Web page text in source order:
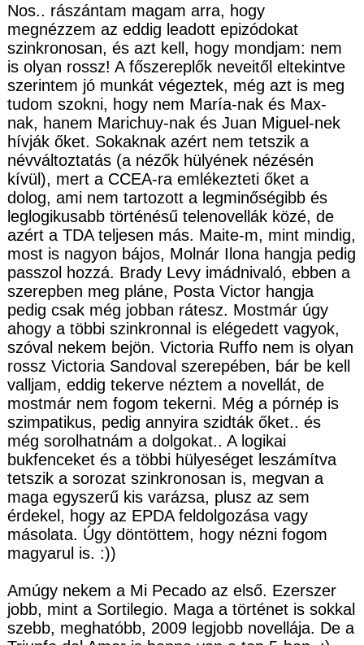
Nos.. rászántam magam arra, hogy
megnézzem az eddig leadott epizódokat
szinkronosan, és azt kell, hogy mondjam: nem
is olyan rossz! A főszereplők neveitől eltekintve
szerintem jó munkát végeztek, még azt is meg
tudom szokni, hogy nem María-nak és Max-
nak, hanem Marichuy-nak és Juan Miguel-nek
hívják őket. Sokaknak azért nem tetszik a
névváltoztatás (a nézők hülyének nézésén
kívül), mert a CCEA-ra emlékezteti őket a
dolog, ami nem tartozott a legminőségibb és
leglogikusabb történésű telenovellák közé, de
azért a TDA teljesen más. Maite-m, mint mindig,
most is nagyon bájos, Molnár Ilona hangja pedig
passzol hozzá. Brady Levy imádnivaló, ebben a
szerepben meg pláne, Posta Victor hangja
pedig csak még jobban rátesz. Mostmár úgy
ahogy a többi szinkronnal is elégedett vagyok,
szóval nekem bejön. Victoria Ruffo nem is olyan
rossz Victoria Sandoval szerepében, bár be kell
valljam, eddig tekerve néztem a novellát, de
mostmár nem fogom tekerni. Még a pórnép is
szimpatikus, pedig annyira szidták őket.. és
még sorolhatnám a dolgokat.. A logikai
bukfenceket és a többi hülyeséget leszámítva
tetszik a sorozat szinkronosan is, megvan a
maga egyszerű kis varázsa, plusz az sem
érdekel, hogy az EPDA feldolgozása vagy
másolata. Úgy döntöttem, hogy nézni fogom
magyarul is. :))
Amúgy nekem a Mi Pecado az első. Ezerszer
jobb, mint a Sortilegio. Maga a történet is sokkal
szebb, meghatóbb, 2009 legjobb novellája. De a